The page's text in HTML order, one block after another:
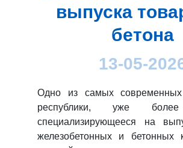
выпуска
бетона
13-05-
Одно из самых современных
республики, уже
специализирующееся на
железобетонных и бетонных